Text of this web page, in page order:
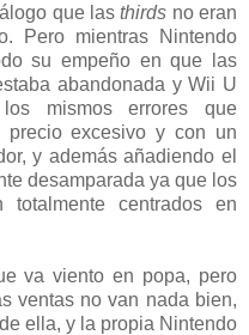
que lasthirds no eran
Pero mientras Nintendo
su empeño en que las
abandonada y Wii U
mismos errores que
precio excesivo y con un
y además añadiendo el
desamparada ya que los
totalmente centrados en
va viento en popa, pero
ventas no van nada bien,
ella, y la propia Nintendo